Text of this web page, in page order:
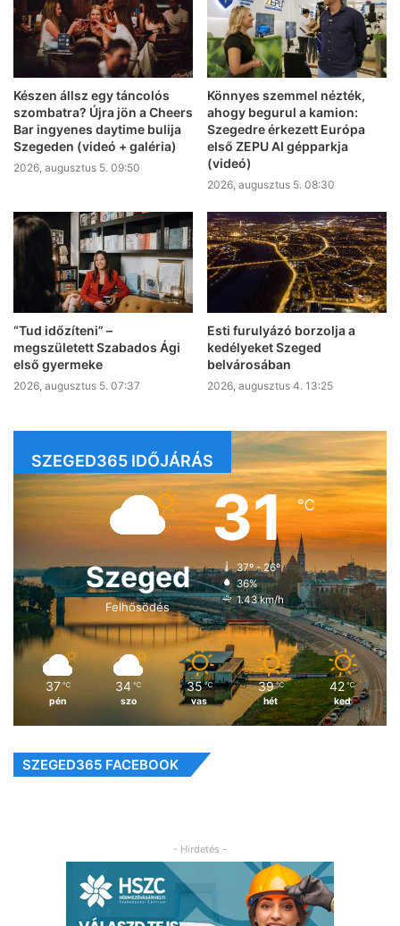
Készen állsz egy táncolós
szombatra? Újra jön a Cheers
Bar ingyenes daytime bulija
Szegeden (videó + galéria)
2026, augusztus 5. 09:50
Könnyes szemmel nézték,
ahogy begurul a kamion:
Szegedre érkezett Európa
első ZEPU AI gépparkja
(videó)
2026, augusztus 5. 08:30
“Tud időzíteni” –
megszületett Szabados Ági
első gyermeke
2026, augusztus 5. 07:37
Esti furulyázó borzolja a
kedélyeket Szeged
belvárosában
2026, augusztus 4. 13:25
SZEGED365 IDŐJÁRÁS
Szeged
Felhősödés
31℃
37º - 26º
36%
1.43 km/h
37 ℃
pén
34 ℃
szo
35 ℃
vas
39 ℃
hét
42 ℃
ked
SZEGED365 FACEBOOK
- Hirdetés -